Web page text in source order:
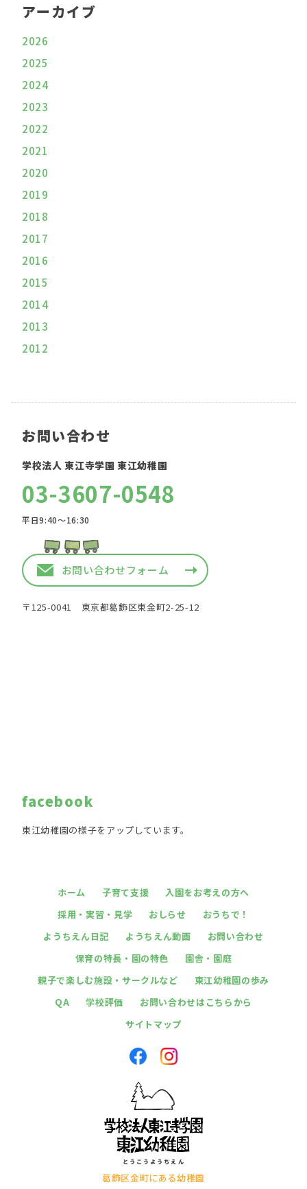
アーカイブ
2026
2025
2024
2023
2022
2021
2020
2019
2018
2017
2016
2015
2014
2013
2012
お問い合わせ
学校法人 東江寺学園 東江幼稚園
03-3607-0548
平日9:40〜16:30
お問い合わせフォーム
〒125-0041 東京都葛飾区東金町2-25-12
facebook
東江幼稚園の様子をアップしています。
ホーム 子育て支援
入園をお考えの方へ
採用・実習・見学
おしらせ
おうちで！
ようちえん日記
ようちえん動画
お問い合わせ
保育の特長・園の特色
園舎・園庭
親子で楽しむ施設・サークルなど
東江幼稚園の歩み
QA
学校評価
お問い合わせはこちらから
サイトマップ
葛飾区金町にある幼稚園